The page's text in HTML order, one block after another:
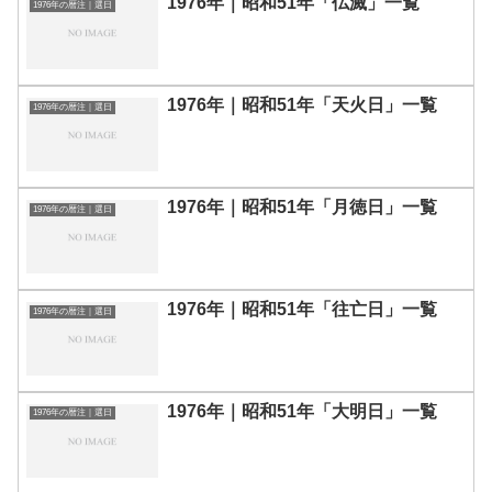
1976年の暦注｜選日
1976年の暦注｜選日 1976年｜昭和51年「天火日」一覧
1976年の暦注｜選日 1976年｜昭和51年「月徳日」一覧
1976年の暦注｜選日 1976年｜昭和51年「往亡日」一覧
1976年の暦注｜選日 1976年｜昭和51年「大明日」一覧